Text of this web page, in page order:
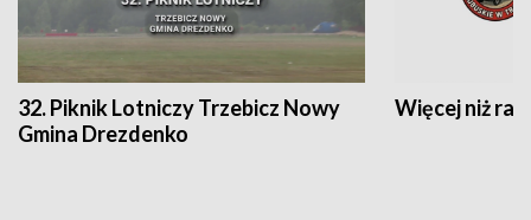
32. Piknik Lotniczy Trzebicz Nowy
Gmina Drezdenko
Więcej niż rajd